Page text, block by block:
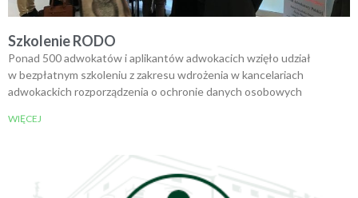
Szkolenie RODO
Ponad 500 adwokatów i aplikantów adwokacich wzięło udział
w bezpłatnym szkoleniu z zakresu wdrożenia w kancelariach
adwokackich rozporządzenia o ochronie danych osobowych
WIĘCEJ